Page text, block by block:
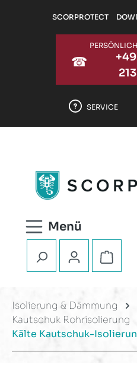
Zum Hauptinhalt springen
SCORPROTECT
☎
SERVICE
Isolierung & Dämmung
Kautschuk Rohrisolierung
Kälte Kautschuk-